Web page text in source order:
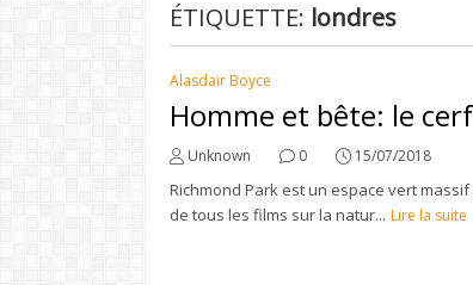
ÉTIQUETTE: londres
Alasdair Boyce
Homme et bête: le
Unknown 0 15/07/2018
Richmond Park est un espace vert
de tous les films sur la natur... Lire la suite